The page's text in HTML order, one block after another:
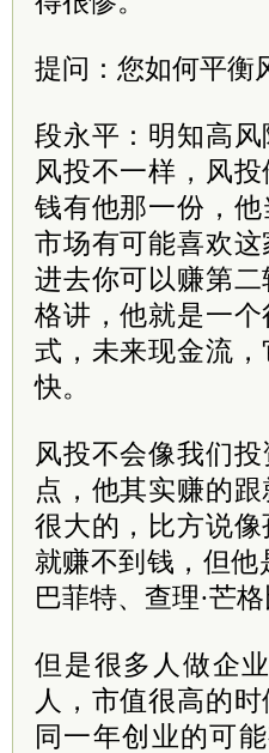
提问：您如何平衡
段永平：明知高
风投不一样，风
钱有他那一份，
市场有可能喜欢
进去你可以赚第
格讲，他就是一
式，未来现金流
快。
风投不会像我们
点，他其实赚的
很大的，比方说
就赚不到钱，但他
巴菲特、查理·芒
但是很多人做企
人，市值很高的
同一年创业的可